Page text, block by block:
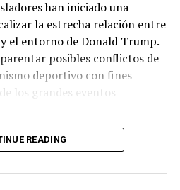
de la competencia en
Atlético de Madrid y FC
los “perseguidores” del
han iniciado una
la estrecha relación entre
el entorno de Donald Trump.
posibles conflictos de
deportivo con fines
los grandes eventos
que Infantino
visitas, comunicaciones y
READING